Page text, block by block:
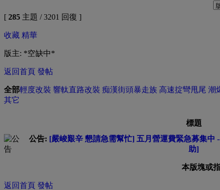
[ 285 主題 / 3201 回復 ]
收藏 精華
版主: *空缺中*
返回首頁 發帖
全部輕度改裝 響軚直路改裝 痴漢街頭暴走族 高速掟彎甩尾 潮
其它
標題
公告: [嚴峻艱辛 懇請急需幫忙] 五月營運費緊急募集
助]
本版塊或
返回首頁 發帖